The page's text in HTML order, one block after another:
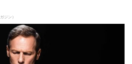
ジン）